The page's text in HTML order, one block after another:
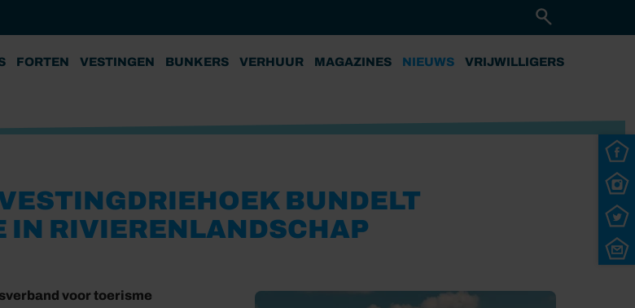
FORTEN VESTINGEN BUNKERS VERHUUR MAGAZINES NIEUWS VRIJWILLIGERS
BUNDELT
IN RIVIERENLANDSCHAP
voor toerisme